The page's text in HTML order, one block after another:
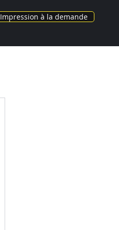
Impression à la demande